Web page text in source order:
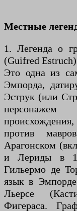
Местные
1. Легенда о
(Guifred Estruch)
Это одна из
Эмпорда,
Эструк (или
против
Арагонском
и Лериды в
Гильермо де
язык в
Льерсе
Фигераса.